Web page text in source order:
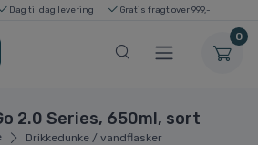
Dag til dag levering Gratis fragt over 999,-
0
2.0 Series, 650ml, sort
Drikkedunke / vandflasker